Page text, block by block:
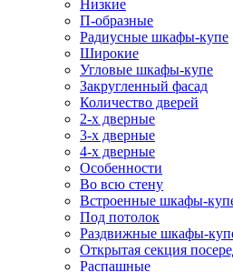
Низкие
П-образные
Радиусные шкафы-купе
Широкие
Угловые шкафы-купе
Закругленный фасад
Количество дверей
2-х дверные
3-х дверные
4-х дверные
Особенности
Во всю стену
Встроенные шкафы-
Под потолок
Раздвижные шкафы-
Открытая секция
Распашные